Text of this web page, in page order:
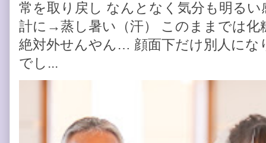
常を取り戻し なんとなく気分も明る
計に→蒸し暑い（汗） このままでは化
絶対外せんやん… 顔面下だけ別人にな
でし...